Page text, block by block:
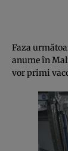
Faza
anume în
vor primi